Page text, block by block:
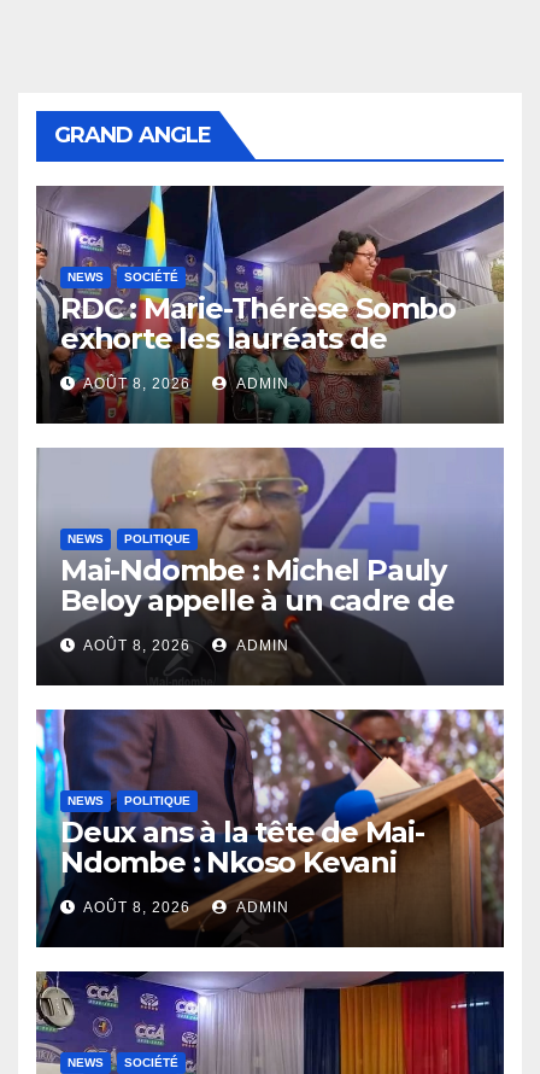
GRAND ANGLE
NEWS SOCIÉTÉ
RDC : Marie-Thérèse Sombo
exhorte les lauréats de
l’UNIKIN à mettre leurs
compétences au service de
la nation
AOÛT 8, 2026 ADMIN
NEWS POLITIQUE
Mai-Ndombe : Michel Pauly
Beloy appelle à un cadre de
concertation avant la tenue
du dialogue inclusif
AOÛT 8, 2026 ADMIN
NEWS POLITIQUE
Deux ans à la tête de Mai-
Ndombe : Nkoso Kevani
défend son bilan et fait de la
sécurité sa priorité
AOÛT 8, 2026 ADMIN
NEWS SOCIÉTÉ